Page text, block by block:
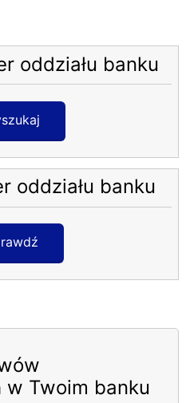
oddziału banku
oddziału banku
Twoim banku